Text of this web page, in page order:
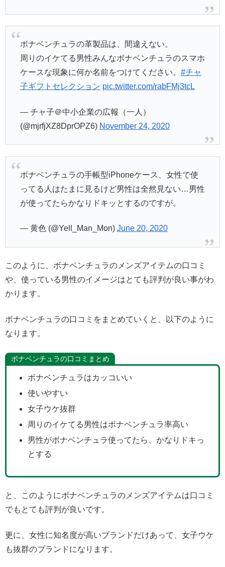
ボナベンチュラの革製品は、間違えない。
周りのイケてる男性みんなボナベンチュラのスマホ
ケースな現象に何か名前をつけてください。 #チャ
子ギフトセレクション pic.twitter.com/rabFMj3tcL
— チャ子＠中小企業の広報（一人）
(@mjrfjXZ8DprOPZ6) November 24, 2020
ボナベンチュラの手帳型iPhoneケース、女性で使
ってる人はたまに見るけど男性は全然見ない…男性
が使ってたらかなりドキッとするのですが。
— 黄色 (@Yell_Man_Mon) June 20, 2020
このように、ボナベンチュラのメンズアイテムの口コミ
や、使っている男性のイメージはとても評判が良い事がわ
かります。
ボナベンチュラの口コミをまとめていくと、以下のように
なります。
ボナベンチュラの口コミまとめ
ボナベンチュラはカッコいい
使いやすい
女子ウケ抜群
周りのイケてる男性はボナベンチュラ率高い
男性がボナベンチュラ使ってたら、かなりドキっ
とする
と、このようにボナベンチュラのメンズアイテムは口コミ
でもとても評判が良いです。
更に、女性に知名度が高いブランドだけあって、女子ウケ
も抜群のブランドになります。